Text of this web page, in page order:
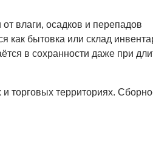
влаги, осадков и перепадов
как бытовка или склад
в сохранности даже при
торговых территориях.